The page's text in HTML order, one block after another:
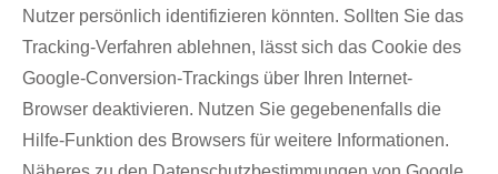
Nutzer persönlich identifizieren könnten. Sollten Sie das
Tracking-Verfahren ablehnen, lässt sich das Cookie des
Google-Conversion-Trackings über Ihren Internet-
Browser deaktivieren. Nutzen Sie gegebenenfalls die
Hilfe-Funktion des Browsers für weitere Informationen.